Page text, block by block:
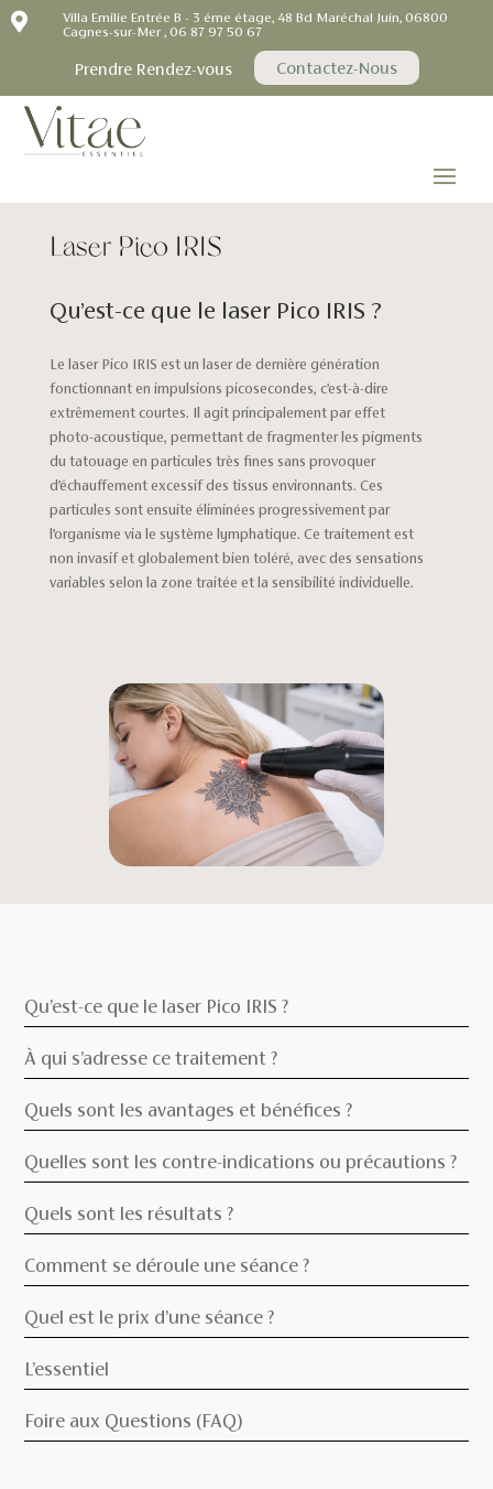

Villa Emilie Entrée B - 3 éme étage, 48 Bd Maréchal Juin, 06800
Cagnes-sur-Mer , 06 87 97 50 67
Prendre Rendez-vous Contactez-Nous
Laser Pico IRIS
Qu’est-ce que le laser Pico IRIS ?
Le laser Pico IRIS est un laser de dernière génération
fonctionnant en impulsions picosecondes, c’est-à-dire
extrêmement courtes. Il agit principalement par effet
photo-acoustique, permettant de fragmenter les pigments
du tatouage en particules très fines sans provoquer
d’échauffement excessif des tissus environnants. Ces
particules sont ensuite éliminées progressivement par
l’organisme via le système lymphatique. Ce traitement est
non invasif et globalement bien toléré, avec des sensations
variables selon la zone traitée et la sensibilité individuelle.
Qu’est-ce que le laser Pico IRIS ?
À qui s’adresse ce traitement ?
Quels sont les avantages et bénéfices ?
Quelles sont les contre-indications ou précautions ?
Quels sont les résultats ?
Comment se déroule une séance ?
Quel est le prix d’une séance ?
L’essentiel
Foire aux Questions (FAQ)